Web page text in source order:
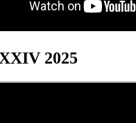
2025